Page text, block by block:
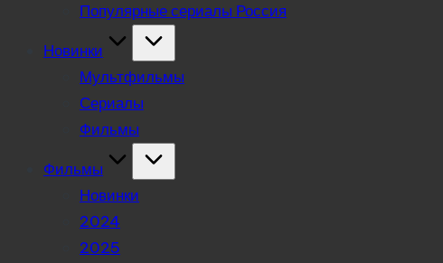
Популярные сериалы Россия
Новинки
Мультфильмы
Сериалы
Фильмы
Фильмы
Новинки
2024
2025